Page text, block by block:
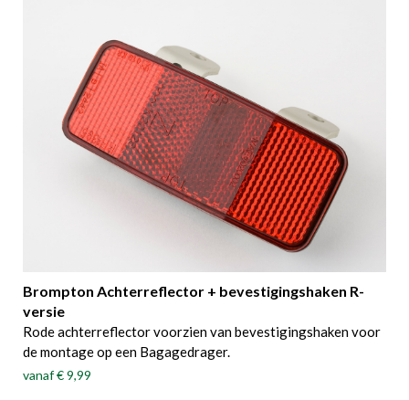
Brompton Achterreflector + bevestigingshaken R-
versie
Rode achterreflector voorzien van bevestigingshaken voor
de montage op een Bagagedrager.
vanaf€ 9,99